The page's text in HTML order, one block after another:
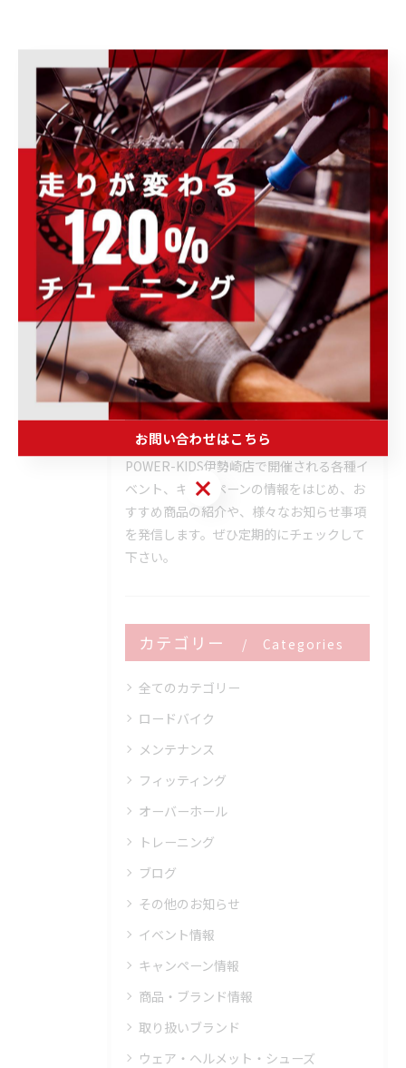
--------------------------------------------------------------------
ブログ
< 前のページ 一覧に戻る 次のページ >
POWER-KIDS伊勢崎店で開催される各種イ
ベント、キャンペーンの情報をはじめ、お
すすめ商品の紹介や、様々なお知らせ事項
を発信します。ぜひ定期的にチェックして
下さい。
カテゴリー Categories
全てのカテゴリー
ロードバイク
メンテナンス
フィッティング
オーバーホール
トレーニング
ブログ
その他のお知らせ
イベント情報
キャンペーン情報
商品・ブランド情報
取り扱いブランド
ウェア・ヘルメット・シューズ
お問い合わせはこちら
お問い合わせはこちら